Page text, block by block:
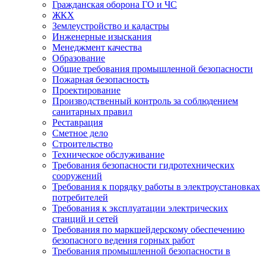
Гражданская оборона ГО и ЧС
ЖКХ
Землеустройство и кадастры
Инженерные изыскания
Менеджмент качества
Образование
Общие требования промышленной безопасности
Пожарная безопасность
Проектирование
Производственный контроль за соблюдением
санитарных правил
Реставрация
Сметное дело
Строительство
Техническое обслуживание
Требования безопасности гидротехнических
сооружений
Требования к порядку работы в электроустановках
потребителей
Требования к эксплуатации электрических
станций и сетей
Требования по маркшейдерскому обеспечению
безопасного ведения горных работ
Требования промышленной безопасности в